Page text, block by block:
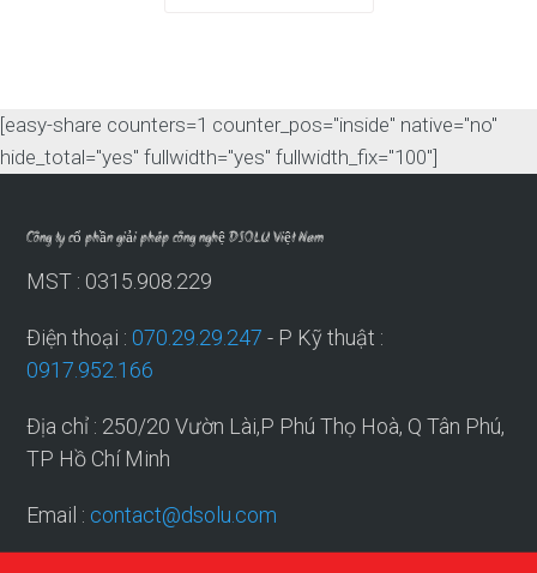
[easy-share counters=1 counter_pos="inside" native="no"
hide_total="yes" fullwidth="yes" fullwidth_fix="100"]
Công ty cổ phần giải pháp công nghệ DSOLU Việt Nam
MST : 0315.908.229
Điện thoại : 070.29.29.247 - P Kỹ thuật :
0917.952.166
Địa chỉ : 250/20 Vườn Lài,P Phú Thọ Hoà, Q Tân Phú,
TP Hồ Chí Minh
Email : contact@dsolu.com